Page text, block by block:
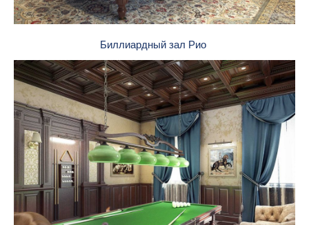
Биллиардный зал Рио